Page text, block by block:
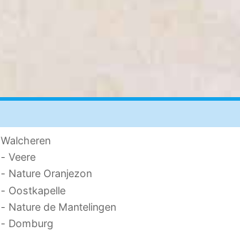
Walcheren
- Veere
- Nature Oranjezon
- Oostkapelle
- Nature de Mantelingen
- Domburg